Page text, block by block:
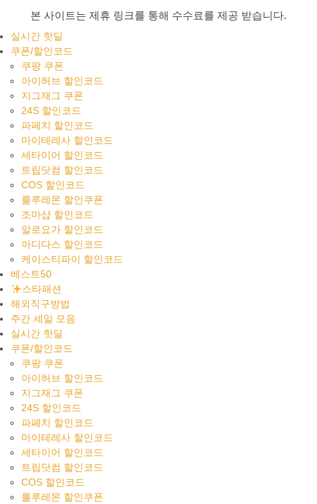
본 사이트는 제휴 링크를 통해 수수료를 제공 받습니다.
실시간 핫딜
쿠폰/할인코드
쿠팡 쿠폰
아이허브 할인코드
지그재그 쿠폰
24S 할인코드
파페치 할인코드
마이테레사 할인코드
세타이어 할인코드
트립닷컴 할인코드
COS 할인코드
룰루레몬 할인쿠폰
조마샵 할인코드
알로요가 할인코드
아디다스 할인코드
케이스티파이 할인코드
베스트50
스타패션
해외직구방법
주간 세일 모음
실시간 핫딜
쿠폰/할인코드
쿠팡 쿠폰
아이허브 할인코드
지그재그 쿠폰
24S 할인코드
파페치 할인코드
마이테레사 할인코드
세타이어 할인코드
트립닷컴 할인코드
COS 할인코드
룰루레몬 할인쿠폰